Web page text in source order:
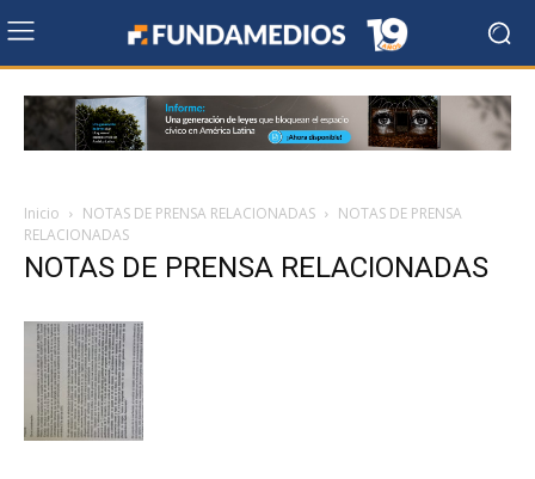
Inicio NOTAS DE PRENSA RELACIONADAS
NOTAS DE PRENSA
RELACIONADAS
NOTAS DE PRENSA RELACIONADAS